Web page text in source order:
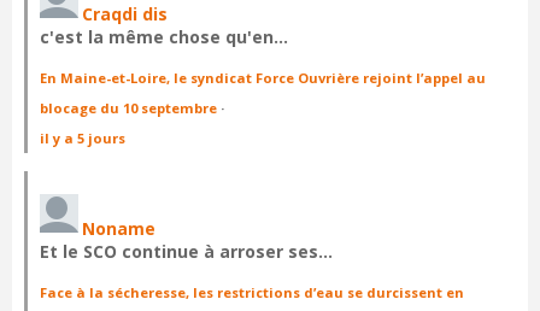
Craqdi dis
c'est la même chose qu'en…
En Maine-et-Loire, le syndicat Force Ouvrière rejoint l’appel au
blocage du 10 septembre ·
il y a 5 jours
Noname
Et le SCO continue à arroser ses…
Face à la sécheresse, les restrictions d’eau se durcissent en